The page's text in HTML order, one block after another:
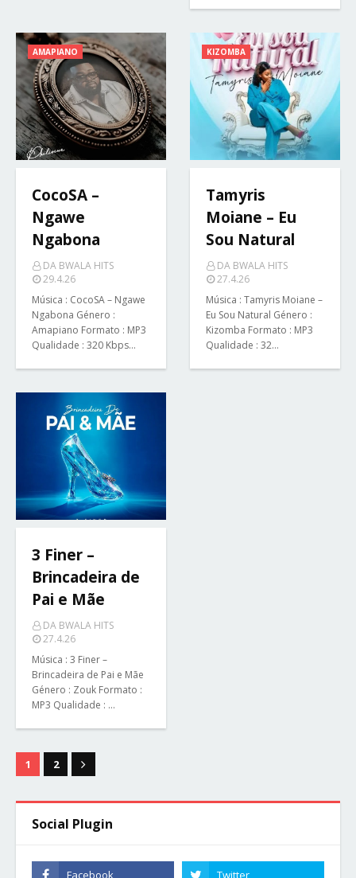
AMAPIANO
CocoSA –
Ngawe
Ngabona
DA BWALA HITS
29.4.26
Música : CocoSA – Ngawe
Ngabona Género :
Amapiano Formato : MP3
Qualidade : 320 Kbps…
KIZOMBA
Tamyris
Moiane – Eu
Sou Natural
DA BWALA HITS
27.4.26
Música : Tamyris Moiane –
Eu Sou Natural Género :
Kizomba Formato : MP3
Qualidade : 32…
3 Finer –
Brincadeira de
Pai e Mãe
DA BWALA HITS
27.4.26
Música : 3 Finer –
Brincadeira de Pai e Mãe
Género : Zouk Formato :
MP3 Qualidade : …
1 2
Social Plugin